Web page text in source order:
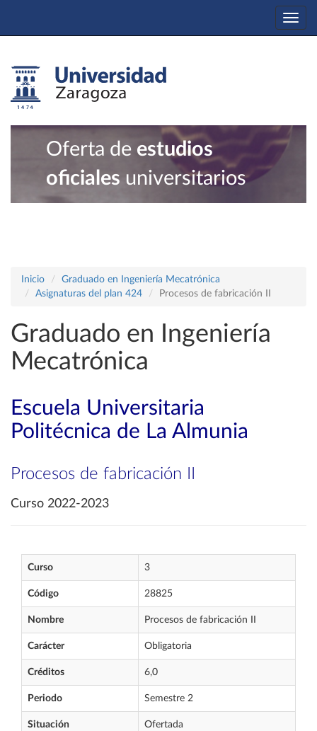
Oferta de estudios
oficiales universitarios
Inicio
Graduado en Ingeniería Mecatrónica
Asignaturas del plan 424
Procesos de fabricación II
Graduado en Ingeniería
Mecatrónica
Escuela Universitaria
Politécnica de La Almunia
Procesos de fabricación II
Curso 2022-2023
Curso 3
Código 28825
Nombre Procesos de fabricación II
Carácter Obligatoria
Créditos 6,0
Periodo Semestre 2
Situación Ofertada